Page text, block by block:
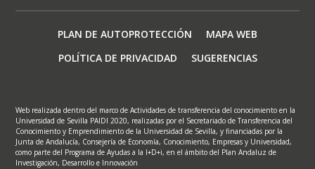
PLAN DE AUTOPROTECCIÓN
MAPA WEB
POLÍTICA DE PRIVACIDAD
SUGERENCIAS
Web realizada dentro del marco de Actividades de transferencia del conocimiento en la
Universidad de Sevilla PAIDI 2020, realizadas por el Secretariado de Transferencia del
Conocimiento y Emprendimiento de la Universidad de Sevilla, y financiadas por la
Junta de Andalucía, Consejería de Economía, Conocimiento, Empresas y Universidad,
como parte del Programa de Ayudas a la I+D+i, en el ámbito del Plan Andaluz de
Investigación, Desarrollo e Innovación